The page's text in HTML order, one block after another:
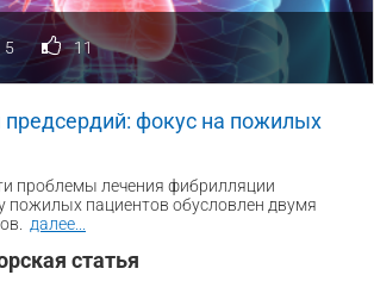
5 11
фокус на пожилых
проблемы лечения фибрилляции
пожилых пациентов обусловлен двумя
далее...
статья